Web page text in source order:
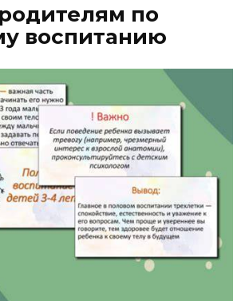
по
воспитанию